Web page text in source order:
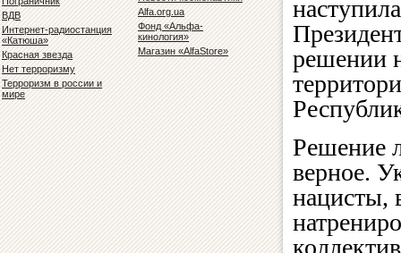
ВДВ
Интернет-радиостанция
«Катюша»
Красная звезда
Нет терроризму
Терроризм в россии и
мире
Alfa.org.ua
Фонд «Альфа-
кинология»
Магазин «AlfaStore»
решении
Решение
верное.
нацисты,